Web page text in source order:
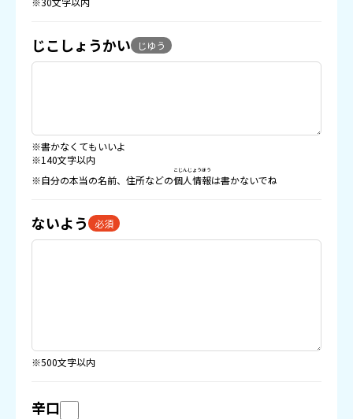
じこしょうかい じゆう
※書かなくてもいいよ
※140文字以内
※自分の本当の名前、住所などの個人情報
こじんじょうほう
は書かないでね
ないよう 必須
※500文字以内
辛口